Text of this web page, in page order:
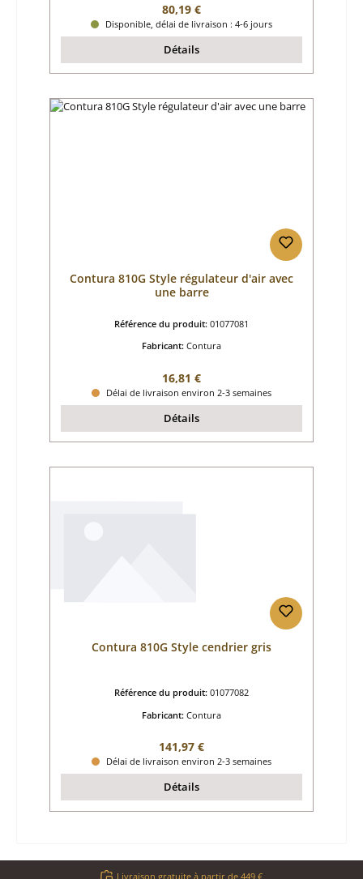
Prix régulier :
80,19 €
Disponible, délai de livraison : 4-6 jours
Détails
Contura 810G Style régulateur d'air avec
une barre
Référence du produit: 01077081
Fabricant: Contura
Prix régulier :
16,81 €
Délai de livraison environ 2-3 semaines
Détails
Contura 810G Style cendrier gris
Référence du produit: 01077082
Fabricant: Contura
Prix régulier :
141,97 €
Délai de livraison environ 2-3 semaines
Détails
Livraison gratuite à partir de 449 €